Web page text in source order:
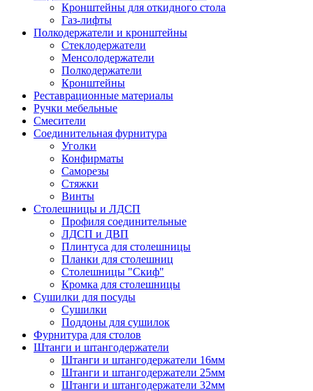
Кронштейны для откидного стола
Газ-лифты
Полкодержатели и кронштейны
Стеклодержатели
Менсолодержатели
Полкодержатели
Кронштейны
Реставрационные материалы
Ручки мебельные
Смесители
Соединительная фурнитура
Уголки
Конфирматы
Саморезы
Стяжки
Винты
Столешницы и ЛДСП
Профиля соединительные
ЛДСП и ДВП
Плинтуса для столешницы
Планки для столешниц
Столешницы "Скиф"
Кромка для столешницы
Сушилки для посуды
Сушилки
Поддоны для сушилок
Фурнитура для столов
Штанги и штангодержатели
Штанги и штангодержатели 16мм
Штанги и штангодержатели 25мм
Штанги и штангодержатели 32мм